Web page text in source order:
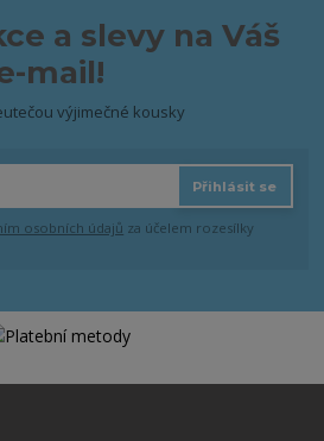
a slevy na Váš
mail!
výjimečné kousky
Přihlásit se
osobních údajů za účelem rozesílky